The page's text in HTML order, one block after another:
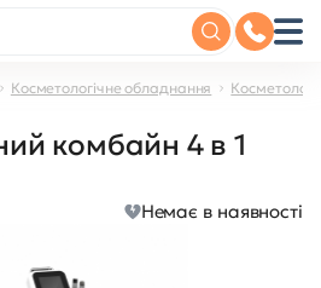
Косметологічне обладнання
комбайн 4 в 1
Немає в наявності